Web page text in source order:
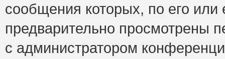
сообщения которых, по его
предварительно просмотрены
с администратором